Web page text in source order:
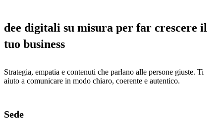
dee digitali su misura per far crescere il
tuo business
Strategia, empatia e contenuti che parlano alle persone giuste. Ti
aiuto a comunicare in modo chiaro, coerente e autentico.
Sede